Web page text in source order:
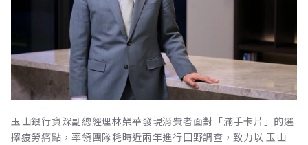
玉山銀行資深副總經理林榮華發現消費者面對「滿手卡片」的選
擇疲勞痛點，率領團隊耗時近兩年進行田野調查，致力以 玉山